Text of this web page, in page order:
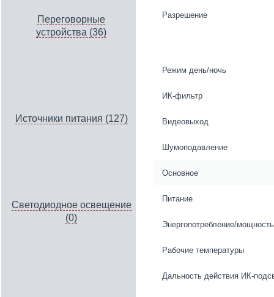
Переговорные
устройства (36)
Источники питания (127)
Светодиодное освещение
(0)
Разрешение
Режим день/ночь
ИК-фильтр
Видеовыход
Шумоподавление
Основное
Питание
Энергопотребление/мощность
Рабочие температуры
Дальность действия ИК-